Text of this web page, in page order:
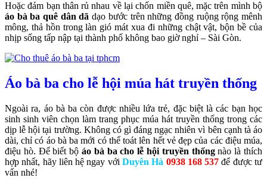
Hoặc đám bạn thân rủ nhau về lại chốn miền quê, mặc trên mình bộ
áo bà ba quê dân dã dạo bước trên những đồng ruộng rộng mênh
mông, thả hồn trong làn gió mát xua đi những chật vật, bộn bề của
nhịp sống tấp nập tại thành phố không bao giờ nghỉ – Sài Gòn.
Áo bà ba cho lễ hội múa hát truyền thống
Ngoài ra, áo bà ba còn được nhiều lứa trẻ, đặc biệt là các bạn học
sinh sinh viên chọn làm trang phục múa hát truyền thống trong các
dịp lễ hội tại trường. Không có gì đáng ngạc nhiên vì bên cạnh tà áo
dài, chỉ có áo bà ba mới có thể toát lên hết vẻ đẹp của các điệu múa,
điệu hò. Để biết bộ áo bà ba cho lễ hội truyền thống nào là thích
hợp nhất, hãy liên hệ ngay với Duyên Hà 0938 168 537 để được tư
vấn nhé!